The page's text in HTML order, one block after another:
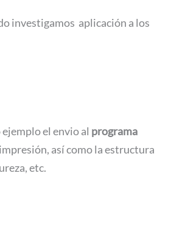
investigamos aplicación a los
el envio al programa
así como la estructura
etc.